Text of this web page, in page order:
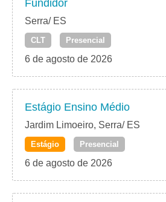
Fundidor
Serra/ ES
CLT Presencial
6 de agosto de 2026
Estágio Ensino Médio
Jardim Limoeiro, Serra/ ES
Estágio Presencial
6 de agosto de 2026